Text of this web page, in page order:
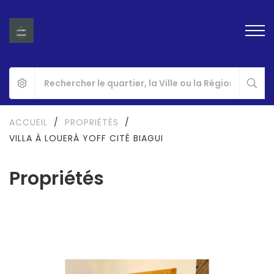
Propriétés
ACCUEIL / PROPRIÉTÉS
/
VILLA À LOUERÀ YOFF CITÉ BIAGUI